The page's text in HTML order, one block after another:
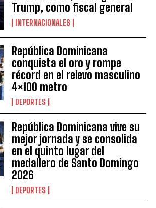
Trump, como fiscal general
INTERNACIONALES
República Dominicana
conquista el oro y rompe
récord en el relevo masculino
4×100 metro
DEPORTES
República Dominicana vive su
mejor jornada y se consolida
en el quinto lugar del
medallero de Santo Domingo
2026
DEPORTES